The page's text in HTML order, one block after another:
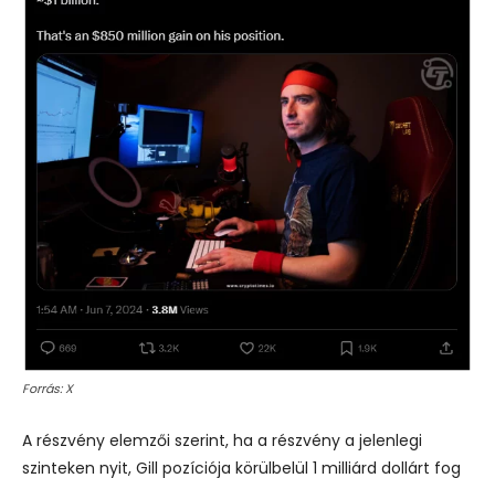
Forrás: X
A részvény elemzői szerint, ha a részvény a jelenlegi
szinteken nyit, Gill pozíciója körülbelül 1 milliárd dollárt fog